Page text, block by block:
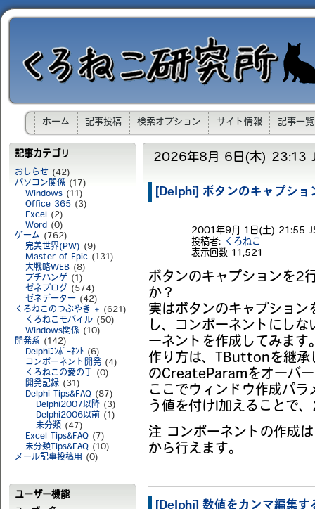
ホーム 記事投稿 検索オプション サイト情報 記事一覧
記事カテゴリ
おしらせ (42)
パソコン関係 (17)
Windows (11)
Office 365 (3)
Excel (2)
Word (0)
ゲーム (762)
完美世界(PW) (9)
Master of Epic (131)
大戦略WEB (8)
プチハンゲ (1)
ゼネブログ
(574)
ゼネデーター (42)
くろねこのつぶやき + (621)
くろねこモバイル (50)
Windows関係 (10)
開発系 (142)
Delphiｺﾝﾎﾟｰﾈﾝﾄ (6)
コンポーネント開発 (4)
くろねこの愛の手 (0)
開発記録 (31)
Delphi Tips&FAQ (87)
Delphi2007以降 (3)
Delphi2006以前 (1)
未分類 (47)
Excel Tips&FAQ (7)
未分類Tips&FAQ (10)
メール記事投稿用
(0)
ユーザー機能
2026年8月 6日(木) 23:13
[Delphi] ボタンのキャプショ
2001年9月 1日(土) 21:55
投稿者:
くろねこ
表示回数 11,521
ボタンのキャプションを2
か？
実はボタンのキャプショ
し、コンポーネントにし
ーネントを作成してみます
作り方は、TButtonを継承
のCreateParamをオーバ
ここでウィンドウ作成パ
う値を付けl加えることで
注 コンポーネントの作成
から行えます。
[Delphi] 数値をカンマ編集す